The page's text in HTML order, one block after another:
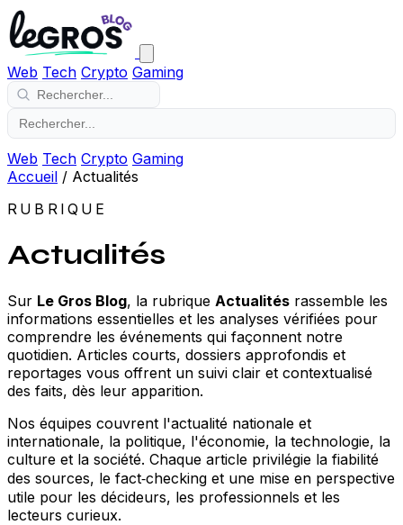
Web Tech Crypto Gaming
Web Tech Crypto Gaming
Accueil / Actualités
RUBRIQUE
Actualités
Sur Le Gros Blog, la rubrique Actualités rassemble les
informations essentielles et les analyses vérifiées pour
comprendre les événements qui façonnent notre
quotidien. Articles courts, dossiers approfondis et
reportages vous offrent un suivi clair et contextualisé
des faits, dès leur apparition.
Nos équipes couvrent l'actualité nationale et
internationale, la politique, l'économie, la technologie, la
culture et la société. Chaque article privilégie la fiabilité
des sources, le fact‑checking et une mise en perspective
utile pour les décideurs, les professionnels et les
lecteurs curieux.